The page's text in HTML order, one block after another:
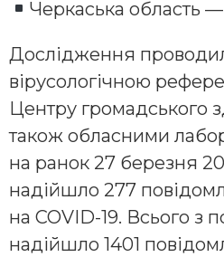
Черкаська область
Дослідження
вірусологічною
Центру громадського
також обласними
на ранок 27 березня
надійшло 277
на COVID-19. Всього з
надійшло 1401